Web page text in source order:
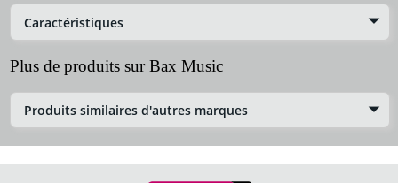
Caractéristiques
Plus de produits sur Bax Music
Produits similaires d'autres marques